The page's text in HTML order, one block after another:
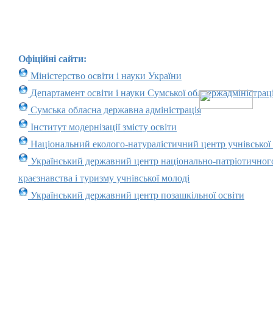
Офіційні сайти:
Міністерство освіти і науки України
Департамент освіти і науки Сумської
Сумська обласна державна адміністрація
Інститут модернізації змісту освіти
Національний еколого-натуралістичний центр учнівської
Український державний центр національно-
краєзнавства і туризму учнівської молоді
Український державний центр позашкільної освіти